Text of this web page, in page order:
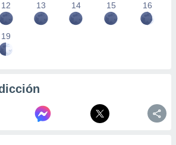
12 13 14 15 16
19